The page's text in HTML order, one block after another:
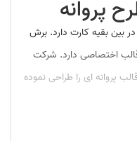
پروانه
بین بقیه کارت دارد. برش
اختصاصی دارد. شرکت
پروانه ای را طراحی نموده